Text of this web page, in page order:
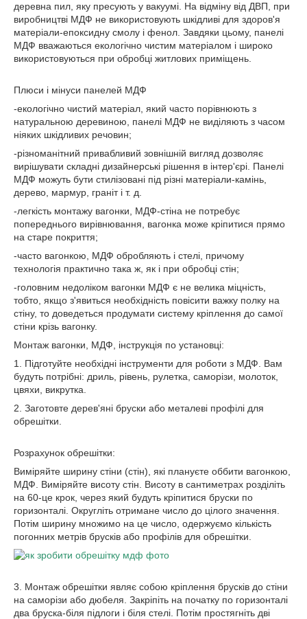
деревна пил, яку пресують у вакуумі. На відміну від ДВП, при
виробництві МДФ не використовують шкідливі для здоров'я
матеріали-епоксидну смолу і фенол. Завдяки цьому, панелі
МДФ вважаються екологічно чистим матеріалом і широко
використовуються при обробці житлових приміщень.
Плюси і мінуси панелей МДФ
-екологічно чистий матеріал, який часто порівнюють з
натуральною деревиною, панелі МДФ не виділяють з часом
ніяких шкідливих речовин;
-різноманітний привабливий зовнішній вигляд дозволяє
вирішувати складні дизайнерські рішення в інтер'єрі. Панелі
МДФ можуть бути стилізовані під різні матеріали-камінь,
дерево, мармур, граніт і т. д.
-легкість монтажу вагонки, МДФ-стіна не потребує
попереднього вирівнювання, вагонка може кріпитися прямо
на старе покриття;
-часто вагонкою, МДФ обробляють і стелі, причому
технологія практично така ж, як і при обробці стін;
-головним недоліком вагонки МДФ є не велика міцність,
тобто, якщо з'явиться необхідність повісити важку полку на
стіну, то доведеться продумати систему кріплення до самої
стіни крізь вагонку.
Монтаж вагонки, МДФ, інструкція по установці:
1. Підготуйте необхідні інструменти для роботи з МДФ. Вам
будуть потрібні: дриль, рівень, рулетка, саморізи, молоток,
цвяхи, викрутка.
2. Заготовте дерев'яні бруски або металеві профілі для
обрешітки.
Розрахунок обрешітки:
Виміряйте ширину стіни (стін), які плануєте оббити вагонкою,
МДФ. Виміряйте висоту стін. Висоту в сантиметрах розділіть
на 60-це крок, через який будуть кріпитися бруски по
горизонталі. Округліть отримане число до цілого значення.
Потім ширину множимо на це число, одержуємо кількість
погонних метрів брусків або профілів для обрешітки.
3. Монтаж обрешітки являє собою кріплення брусків до стіни
на саморізи або дюбеля. Закріпіть на початку по горизонталі
два бруска-біля підлоги і біля стелі. Потім простягніть дві